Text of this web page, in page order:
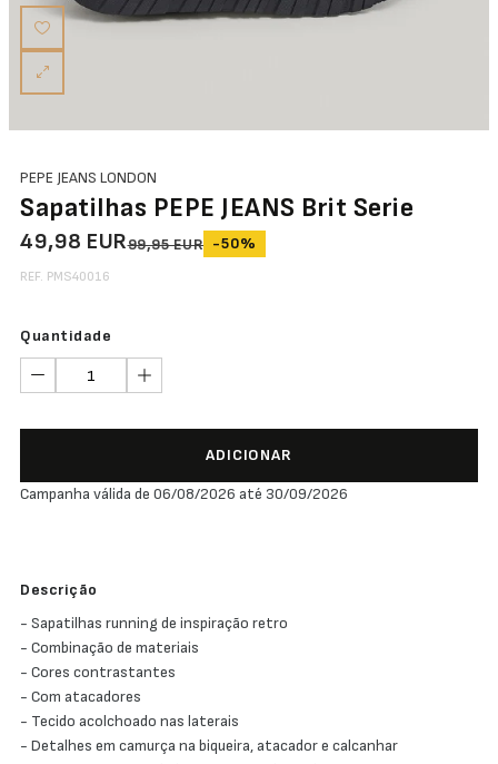
PEPE JEANS LONDON
Sapatilhas PEPE JEANS Brit Serie
49,98 EUR99,95 EUR -50%
REF. PMS40016
Quantidade
ADICIONAR
Campanha válida de 06/08/2026 até 30/09/2026
Descrição
- Sapatilhas running de inspiração retro
- Combinação de materiais
- Cores contrastantes
- Com atacadores
- Tecido acolchoado nas laterais
- Detalhes em camurça na biqueira, atacador e calcanhar